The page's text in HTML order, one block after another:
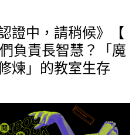
證中，請稍候》【
負責長智慧？「魔
煉」的教室生存